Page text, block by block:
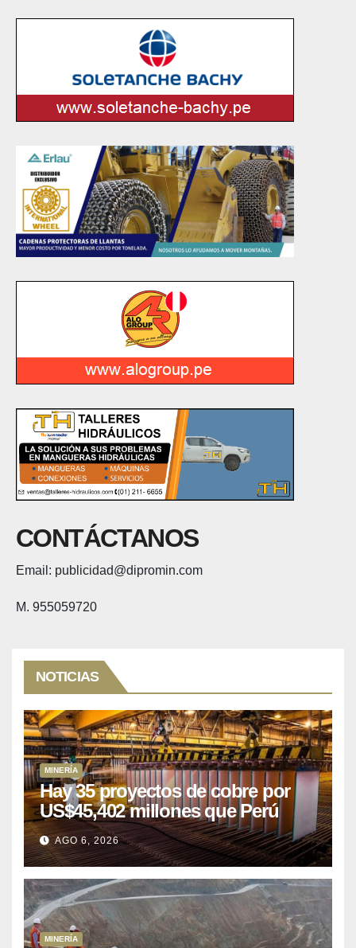
CONTÁCTANOS
Email: publicidad@dipromin.com
M. 955059720
NOTICIAS
MINERÍA
Hay 35 proyectos de cobre por
US$45,402 millones que Perú
puede aprovechar
AGO 6, 2026
MINERÍA